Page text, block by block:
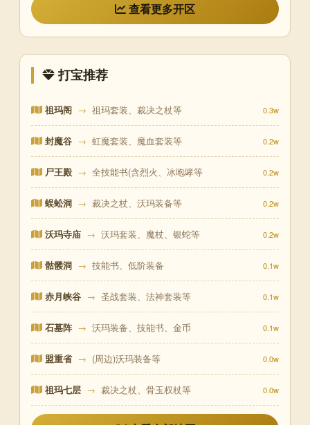
查看更多开区
打宝推荐
祖玛阁 → 祖玛套装、裁决之杖等 0.3w
封魔谷 → 虹魔套装、魔血套装等 0.2w
尸王殿 → 全技能书(含烈火、冰咆哮等 0.2w
蜈蚣洞 → 裁决之杖、沃玛装备等 0.2w
沃玛寺庙 → 沃玛套装、魔杖、银蛇等 0.2w
骷髅洞 → 技能书、低阶装备 0.1w
赤月峡谷 → 圣战套装、法神套装等 0.1w
石墓阵 → 沃玛装备、技能书、金币 0.1w
盟重省 → (周边)沃玛装备等 0.0w
祖玛七层 → 裁决之杖、骨玉权杖等 0.0w